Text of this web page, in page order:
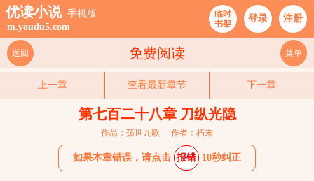
优读小说 手机版
m.youdu5.com
临时
书架
登录 注册
免费阅读
返回 菜单
上一章 查看最新章节 下一章
第七百二十八章 刀纵光隐
作品：荡世九歌 作者：朽末
如果本章错误，请点击 报错 10秒纠正